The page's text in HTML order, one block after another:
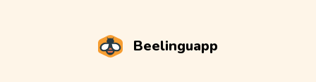
Beelinguapp